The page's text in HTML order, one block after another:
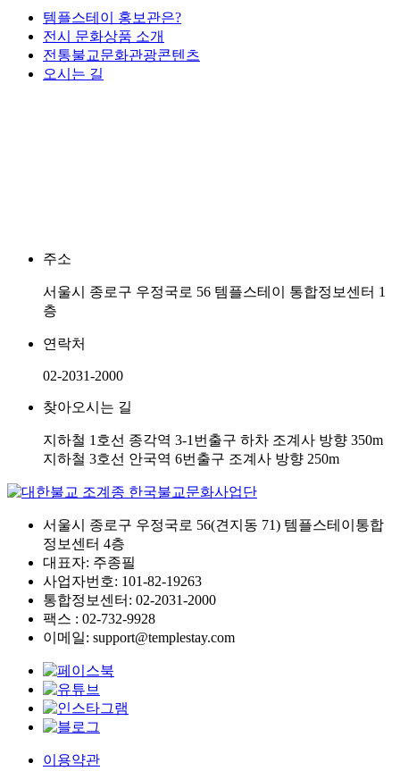
템플스테이 홍보관은?
전시 문화상품 소개
전통불교문화관광콘텐츠
오시는 길
주소
서울시 종로구 우정국로 56 템플스테이 통합정보센터 1
층
연락처
02-2031-2000
찾아오시는 길
지하철 1호선 종각역 3-1번출구 하차 조계사 방향 350m
지하철 3호선 안국역 6번출구 조계사 방향 250m
서울시 종로구 우정국로 56(견지동 71) 템플스테이통합
정보센터 4층
대표자: 주종필
사업자번호: 101-82-19263
통합정보센터: 02-2031-2000
팩스 : 02-732-9928
이메일: support@templestay.com
이용약관